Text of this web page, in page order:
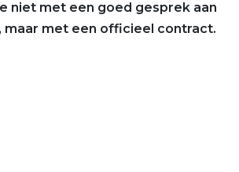
niet met een goed gesprek aan
maar met een officieel contract.